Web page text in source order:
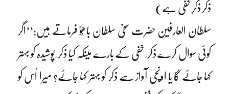
ذکر ذکرِ خفی ہے)
سلطان العارفین حضرت سخی سلطان باھُوؒ فرماتے ہیں:’’اگر
کوئی سوال کرے ذکر ِ خفی کے بارے میںکہ کیا ذکر ِ پوشیدہ کو بہتر
کہا جائے گا یا اونچی آواز سے ذکر کو بہتر کہا جائے؟ میرا اُس کو